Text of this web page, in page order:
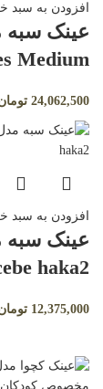
افزودن به سبد
Medium
24,062,500
افزودن به سبد
haka2
12,375,000